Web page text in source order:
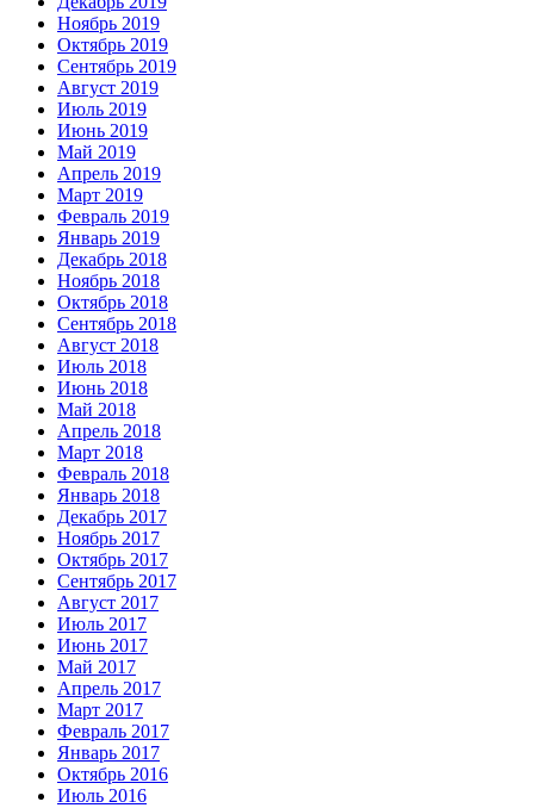
Ноябрь 2019
Октябрь 2019
Сентябрь 2019
Август 2019
Июль 2019
Июнь 2019
Май 2019
Апрель 2019
Март 2019
Февраль 2019
Январь 2019
Декабрь 2018
Ноябрь 2018
Октябрь 2018
Сентябрь 2018
Август 2018
Июль 2018
Июнь 2018
Май 2018
Апрель 2018
Март 2018
Февраль 2018
Январь 2018
Декабрь 2017
Ноябрь 2017
Октябрь 2017
Сентябрь 2017
Август 2017
Июль 2017
Июнь 2017
Май 2017
Апрель 2017
Март 2017
Февраль 2017
Январь 2017
Октябрь 2016
Июль 2016